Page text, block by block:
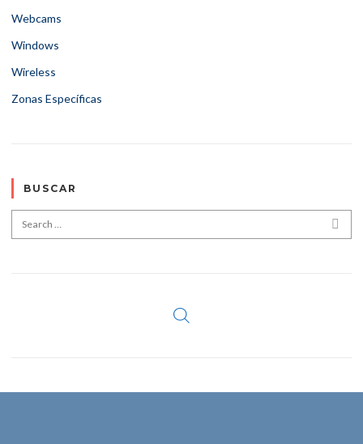
Webcams
Windows
Wireless
Zonas Específicas
BUSCAR
Search for: